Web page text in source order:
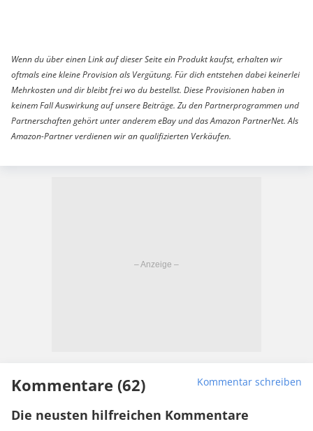
Wenn du über einen Link auf dieser Seite ein Produkt kaufst, erhalten wir
oftmals eine kleine Provision als Vergütung. Für dich entstehen dabei keinerlei
Mehrkosten und dir bleibt frei wo du bestellst. Diese Provisionen haben in
keinem Fall Auswirkung auf unsere Beiträge. Zu den Partnerprogrammen und
Partnerschaften gehört unter anderem eBay und das Amazon PartnerNet. Als
Amazon-Partner verdienen wir an qualifizierten Verkäufen.
Kommentare (62) Kommentar schreiben
Die neusten hilfreichen Kommentare